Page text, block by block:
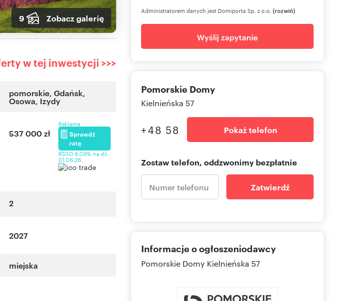
9 Zobacz galerię
w tej inwestycji >>>
pomorskie,Gdańsk,
Osowa, Izydy
537 000 zł
Reklama
Sprawdź
ratę
RSSO 6,09% na dz.
01.06.26
2
2027
miejska
Administratorem danych jest Domiporta Sp. z o.o. (rozwiń)
Wyślij zapytanie
Pomorskie Domy
Kielnieńska 57
+48 58 Pokaż telefon
Zostaw telefon, oddzwonimy bezpłatnie
Zatwierdź
Informacje o ogłoszeniodawcy
Pomorskie Domy Kielnieńska 57